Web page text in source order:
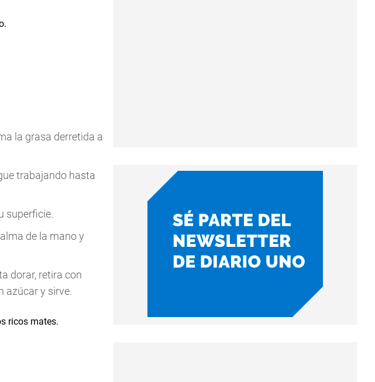
la grasa derretida a
trabajando hasta
superficie.
de la mano y
dorar, retira con
azúcar y sirve.